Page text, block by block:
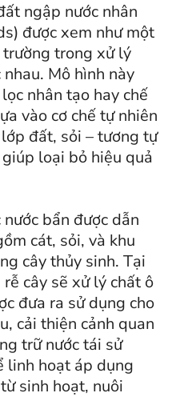
ngập nước nhân
được xem như một
trong xử lý
Mô hình này
nhân tạo hay chế
vào cơ chế tự nhiên
đất, sỏi – tương tự
loại bỏ hiệu quả
bẩn được dẫn
cát, sỏi, và khu
cây thủy sinh. Tại
cây sẽ xử lý chất ô
đưa ra sử dụng cho
cải thiện cảnh quan
trữ nước tái sử
linh hoạt áp dụng
sinh hoạt, nuôi